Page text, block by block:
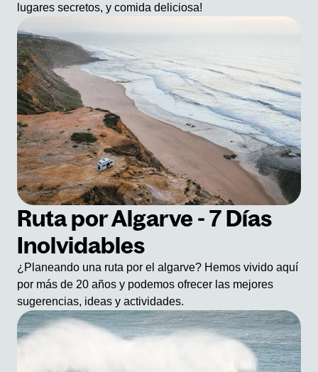
lugares secretos, y comida deliciosa!
Ruta por Algarve - 7 Días
Inolvidables
¿Planeando una ruta por el algarve? Hemos vivido aquí
por más de 20 años y podemos ofrecer las mejores
sugerencias, ideas y actividades.